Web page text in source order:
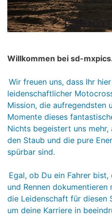
Willkommen bei sd-
Wir freuen uns, dass Ihr
leidenschaftlicher
Mission, die aufregendsten
Momente dieses
Nichts begeistert uns
den Staub und die pure
spürbar sind.
Egal, ob Du ein Fahrer
und Rennen
die Leidenschaft für diesen
um deine Karriere in